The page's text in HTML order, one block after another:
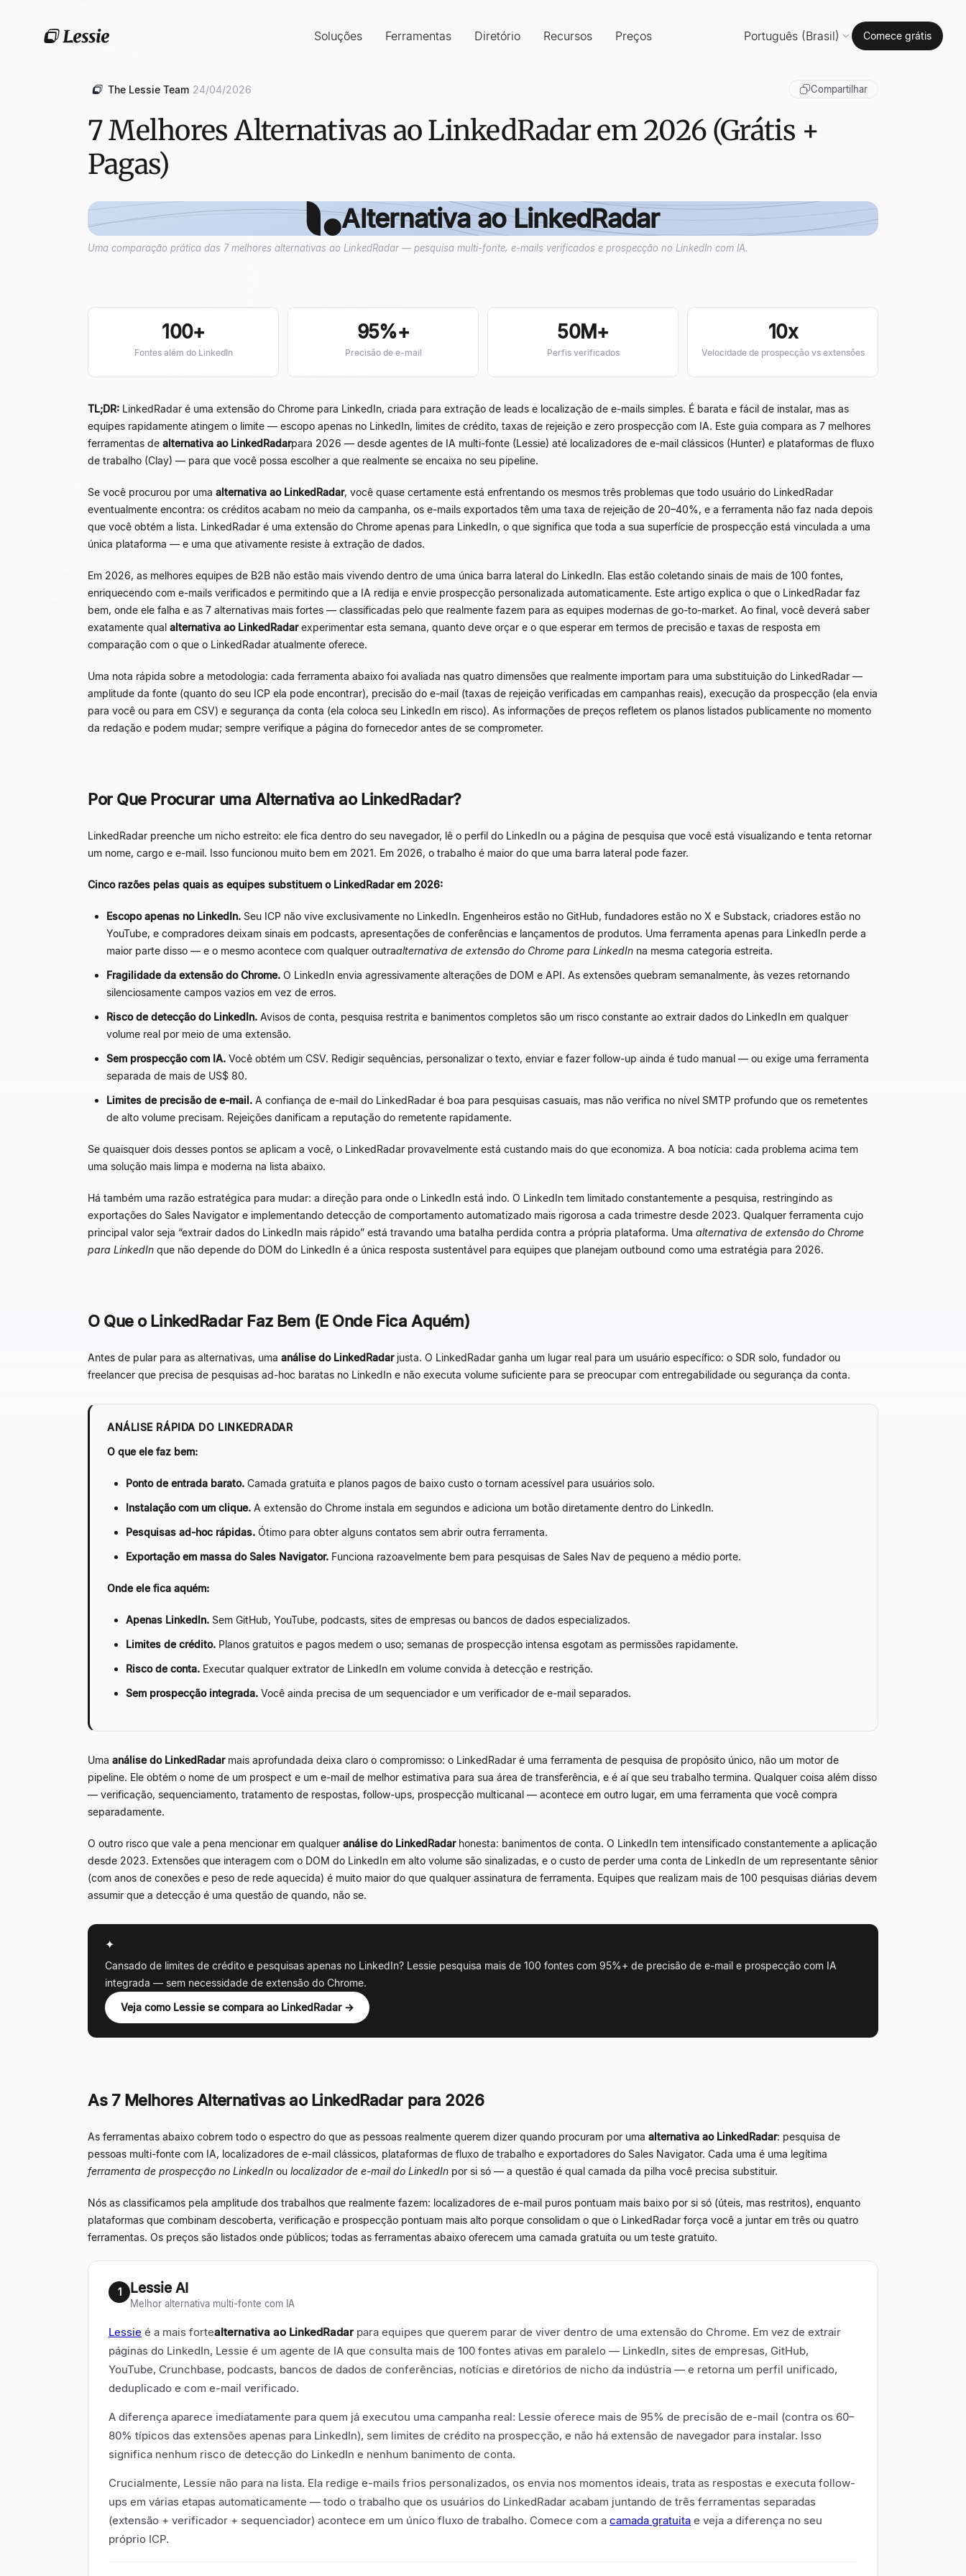
Soluções Ferramentas Diretório Recursos Preços Português (Brasil) Comece grátis
The Lessie Team 24/04/2026 Compartilhar
7 Melhores Alternativas ao LinkedRadar em 2026 (Grátis +
Pagas)
Alternativa ao LinkedRadar
Uma comparação prática das 7 melhores alternativas ao LinkedRadar — pesquisa multi-fonte, e-mails verificados e prospecção no LinkedIn com IA.
100+
Fontes além do LinkedIn
95%+
Precisão de e-mail
50M+
Perfis verificados
10x
Velocidade de prospecção vs extensões
TL;DR: LinkedRadar é uma extensão do Chrome para LinkedIn, criada para extração de leads e localização de e-mails simples. É barata e fácil de instalar, mas as
equipes rapidamente atingem o limite — escopo apenas no LinkedIn, limites de crédito, taxas de rejeição e zero prospecção com IA. Este guia compara as 7 melhores
ferramentas de alternativa ao LinkedRadarpara 2026 — desde agentes de IA multi-fonte (Lessie) até localizadores de e-mail clássicos (Hunter) e plataformas de fluxo
de trabalho (Clay) — para que você possa escolher a que realmente se encaixa no seu pipeline.
Se você procurou por uma alternativa ao LinkedRadar, você quase certamente está enfrentando os mesmos três problemas que todo usuário do LinkedRadar
eventualmente encontra: os créditos acabam no meio da campanha, os e-mails exportados têm uma taxa de rejeição de 20–40%, e a ferramenta não faz nada depois
que você obtém a lista. LinkedRadar é uma extensão do Chrome apenas para LinkedIn, o que significa que toda a sua superfície de prospecção está vinculada a uma
única plataforma — e uma que ativamente resiste à extração de dados.
Em 2026, as melhores equipes de B2B não estão mais vivendo dentro de uma única barra lateral do LinkedIn. Elas estão coletando sinais de mais de 100 fontes,
enriquecendo com e-mails verificados e permitindo que a IA redija e envie prospecção personalizada automaticamente. Este artigo explica o que o LinkedRadar faz
bem, onde ele falha e as 7 alternativas mais fortes — classificadas pelo que realmente fazem para as equipes modernas de go-to-market. Ao final, você deverá saber
exatamente qual alternativa ao LinkedRadarexperimentar esta semana, quanto deve orçar e o que esperar em termos de precisão e taxas de resposta em
comparação com o que o LinkedRadar atualmente oferece.
Uma nota rápida sobre a metodologia: cada ferramenta abaixo foi avaliada nas quatro dimensões que realmente importam para uma substituição do LinkedRadar —
amplitude da fonte (quanto do seu ICP ela pode encontrar), precisão do e-mail (taxas de rejeição verificadas em campanhas reais), execução da prospecção (ela envia
para você ou para em CSV) e segurança da conta (ela coloca seu LinkedIn em risco). As informações de preços refletem os planos listados publicamente no momento
da redação e podem mudar; sempre verifique a página do fornecedor antes de se comprometer.
Por Que Procurar uma Alternativa ao LinkedRadar?
LinkedRadar preenche um nicho estreito: ele fica dentro do seu navegador, lê o perfil do LinkedIn ou a página de pesquisa que você está visualizando e tenta retornar
um nome, cargo e e-mail. Isso funcionou muito bem em 2021. Em 2026, o trabalho é maior do que uma barra lateral pode fazer.
Cinco razões pelas quais as equipes substituem o LinkedRadar em 2026:
Escopo apenas no LinkedIn. Seu ICP não vive exclusivamente no LinkedIn. Engenheiros estão no GitHub, fundadores estão no X e Substack, criadores estão no
YouTube, e compradores deixam sinais em podcasts, apresentações de conferências e lançamentos de produtos. Uma ferramenta apenas para LinkedIn perde a
maior parte disso — e o mesmo acontece com qualquer outraalternativa de extensão do Chrome para LinkedIn na mesma categoria estreita.
Fragilidade da extensão do Chrome. O LinkedIn envia agressivamente alterações de DOM e API. As extensões quebram semanalmente, às vezes retornando
silenciosamente campos vazios em vez de erros.
Risco de detecção do LinkedIn. Avisos de conta, pesquisa restrita e banimentos completos são um risco constante ao extrair dados do LinkedIn em qualquer
volume real por meio de uma extensão.
Sem prospecção com IA. Você obtém um CSV. Redigir sequências, personalizar o texto, enviar e fazer follow-up ainda é tudo manual — ou exige uma ferramenta
separada de mais de US$ 80.
Limites de precisão de e-mail. A confiança de e-mail do LinkedRadar é boa para pesquisas casuais, mas não verifica no nível SMTP profundo que os remetentes
de alto volume precisam. Rejeições danificam a reputação do remetente rapidamente.
Se quaisquer dois desses pontos se aplicam a você, o LinkedRadar provavelmente está custando mais do que economiza. A boa notícia: cada problema acima tem
uma solução mais limpa e moderna na lista abaixo.
Há também uma razão estratégica para mudar: a direção para onde o LinkedIn está indo. O LinkedIn tem limitado constantemente a pesquisa, restringindo as
exportações do Sales Navigator e implementando detecção de comportamento automatizado mais rigorosa a cada trimestre desde 2023. Qualquer ferramenta cujo
principal valor seja “extrair dados do LinkedIn mais rápido” está travando uma batalha perdida contra a própria plataforma. Uma alternativa de extensão do Chrome
para LinkedIn que não depende do DOM do LinkedIn é a única resposta sustentável para equipes que planejam outbound como uma estratégia para 2026.
O Que o LinkedRadar Faz Bem (E Onde Fica Aquém)
Antes de pular para as alternativas, uma análise do LinkedRadarjusta. O LinkedRadar ganha um lugar real para um usuário específico: o SDR solo, fundador ou
freelancer que precisa de pesquisas ad-hoc baratas no LinkedIn e não executa volume suficiente para se preocupar com entregabilidade ou segurança da conta.
ANÁLISE RÁPIDA DO LINKEDRADAR
O que ele faz bem:
Ponto de entrada barato. Camada gratuita e planos pagos de baixo custo o tornam acessível para usuários solo.
Instalação com um clique. A extensão do Chrome instala em segundos e adiciona um botão diretamente dentro do LinkedIn.
Pesquisas ad-hoc rápidas. Ótimo para obter alguns contatos sem abrir outra ferramenta.
Exportação em massa do Sales Navigator. Funciona razoavelmente bem para pesquisas de Sales Nav de pequeno a médio porte.
Onde ele fica aquém:
Apenas LinkedIn. Sem GitHub, YouTube, podcasts, sites de empresas ou bancos de dados especializados.
Limites de crédito. Planos gratuitos e pagos medem o uso; semanas de prospecção intensa esgotam as permissões rapidamente.
Risco de conta. Executar qualquer extrator de LinkedIn em volume convida à detecção e restrição.
Sem prospecção integrada. Você ainda precisa de um sequenciador e um verificador de e-mail separados.
Uma análise do LinkedRadarmais aprofundada deixa claro o compromisso: o LinkedRadar é uma ferramenta de pesquisa de propósito único, não um motor de
pipeline. Ele obtém o nome de um prospect e um e-mail de melhor estimativa para sua área de transferência, e é aí que seu trabalho termina. Qualquer coisa além disso
— verificação, sequenciamento, tratamento de respostas, follow-ups, prospecção multicanal — acontece em outro lugar, em uma ferramenta que você compra
separadamente.
O outro risco que vale a pena mencionar em qualquer análise do LinkedRadarhonesta: banimentos de conta. O LinkedIn tem intensificado constantemente a aplicação
desde 2023. Extensões que interagem com o DOM do LinkedIn em alto volume são sinalizadas, e o custo de perder uma conta de LinkedIn de um representante sênior
(com anos de conexões e peso de rede aquecida) é muito maior do que qualquer assinatura de ferramenta. Equipes que realizam mais de 100 pesquisas diárias devem
assumir que a detecção é uma questão de quando, não se.
✦
Cansado de limites de crédito e pesquisas apenas no LinkedIn? Lessie pesquisa mais de 100 fontes com 95%+ de precisão de e-mail e prospecção com IA
integrada — sem necessidade de extensão do Chrome.
Veja como Lessie se compara ao LinkedRadar →
As 7 Melhores Alternativas ao LinkedRadar para 2026
As ferramentas abaixo cobrem todo o espectro do que as pessoas realmente querem dizer quando procuram por uma alternativa ao LinkedRadar: pesquisa de
pessoas multi-fonte com IA, localizadores de e-mail clássicos, plataformas de fluxo de trabalho e exportadores do Sales Navigator. Cada uma é uma legítima
ferramenta de prospecção no LinkedIn ou localizador de e-mail do LinkedIn por si só — a questão é qual camada da pilha você precisa substituir.
Nós as classificamos pela amplitude dos trabalhos que realmente fazem: localizadores de e-mail puros pontuam mais baixo por si só (úteis, mas restritos), enquanto
plataformas que combinam descoberta, verificação e prospecção pontuam mais alto porque consolidam o que o LinkedRadar força você a juntar em três ou quatro
ferramentas. Os preços são listados onde públicos; todas as ferramentas abaixo oferecem uma camada gratuita ou um teste gratuito.
1 Lessie AI
Melhor alternativa multi-fonte com IA
Lessie é a mais fortealternativa ao LinkedRadarpara equipes que querem parar de viver dentro de uma extensão do Chrome. Em vez de extrair
páginas do LinkedIn, Lessie é um agente de IA que consulta mais de 100 fontes ativas em paralelo — LinkedIn, sites de empresas, GitHub,
YouTube, Crunchbase, podcasts, bancos de dados de conferências, notícias e diretórios de nicho da indústria — e retorna um perfil unificado,
deduplicado e com e-mail verificado.
A diferença aparece imediatamente para quem já executou uma campanha real: Lessie oferece mais de 95% de precisão de e-mail (contra os 60–
80% típicos das extensões apenas para LinkedIn), sem limites de crédito na prospecção, e não há extensão de navegador para instalar. Isso
significa nenhum risco de detecção do LinkedIn e nenhum banimento de conta.
Crucialmente, Lessie não para na lista. Ela redige e-mails frios personalizados, os envia nos momentos ideais, trata as respostas e executa follow-
ups em várias etapas automaticamente — todo o trabalho que os usuários do LinkedRadar acabam juntando de três ferramentas separadas
(extensão + verificador + sequenciador) acontece em um único fluxo de trabalho. Comece com a camada gratuita e veja a diferença no seu
próprio ICP.